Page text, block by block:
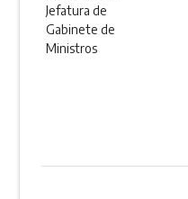
Jefatura de
Gabinete de
Ministros